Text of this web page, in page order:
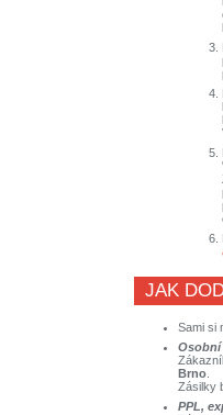
JAK
Sami si
Osobní
Brno
Zásilky
PPL,